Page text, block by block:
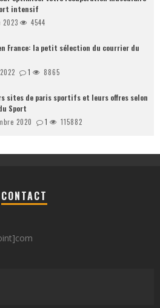
intensif
2023 4544
France: la petit sélection du courrier du
1 8865
sites de paris sportifs et leurs offres selon
Sport
2020 1 115882
CONTACT